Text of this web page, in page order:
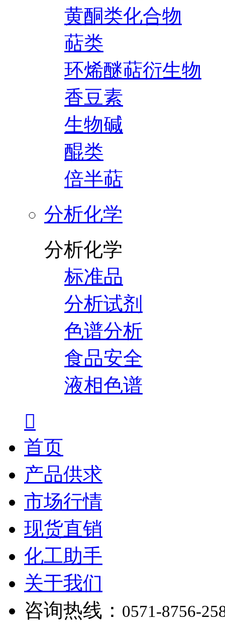
黄酮类化合物
萜类
环烯醚萜衍生物
香豆素
生物碱
醌类
倍半萜
分析化学
分析化学
标准品
分析试剂
色谱分析
食品安全
液相色谱

首页
产品供求
市场行情
现货直销
化工助手
关于我们
咨询热线： 0571-8756-